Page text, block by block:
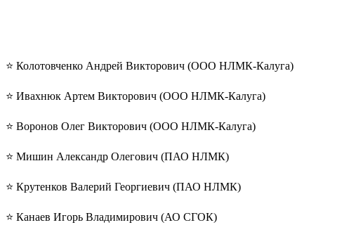
⭐️ Колотовченко Андрей Викторович (ООО НЛМК-Калуга)
⭐️ Ивахнюк Артем Викторович (ООО НЛМК-Калуга)
⭐️ Воронов Олег Викторович (ООО НЛМК-Калуга)
⭐️ Мишин Александр Олегович (ПАО НЛМК)
⭐️ Крутенков Валерий Георгиевич (ПАО НЛМК)
⭐️ Канаев Игорь Владимирович (АО СГОК)